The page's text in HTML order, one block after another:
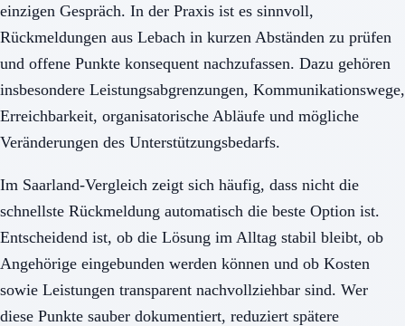
einzigen Gespräch. In der Praxis ist es sinnvoll,
Rückmeldungen aus Lebach in kurzen Abständen zu prüfen
und offene Punkte konsequent nachzufassen. Dazu gehören
insbesondere Leistungsabgrenzungen, Kommunikationswege,
Erreichbarkeit, organisatorische Abläufe und mögliche
Veränderungen des Unterstützungsbedarfs.
Im Saarland-Vergleich zeigt sich häufig, dass nicht die
schnellste Rückmeldung automatisch die beste Option ist.
Entscheidend ist, ob die Lösung im Alltag stabil bleibt, ob
Angehörige eingebunden werden können und ob Kosten
sowie Leistungen transparent nachvollziehbar sind. Wer
diese Punkte sauber dokumentiert, reduziert spätere